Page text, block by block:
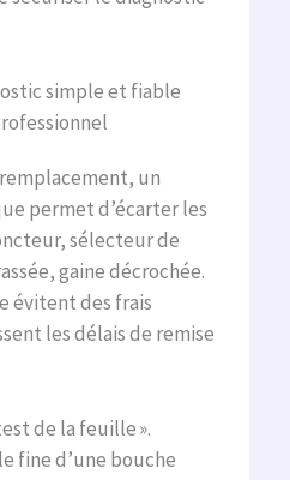
simple et fiable
un
permet d’écarter les
sélecteur de
gaine décrochée.
évitent des frais
les délais de remise
de la feuille ».
fine d’une bouche